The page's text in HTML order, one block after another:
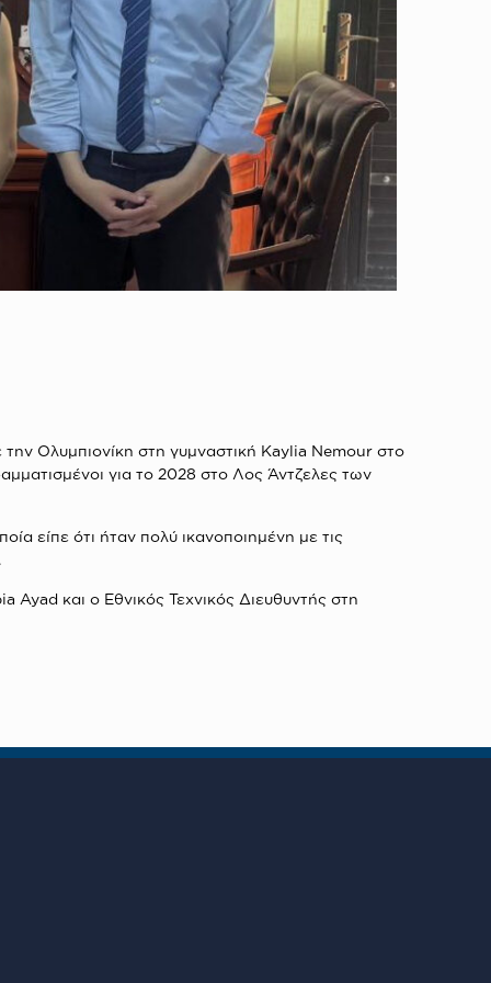
Ολυμπιονίκη στη γυμναστική Kaylia Nemour στο
για το 2028 στο Λος Άντζελες των
είπε ότι ήταν πολύ ικανοποιημένη με τις
και ο Εθνικός Τεχνικός Διευθυντής στη